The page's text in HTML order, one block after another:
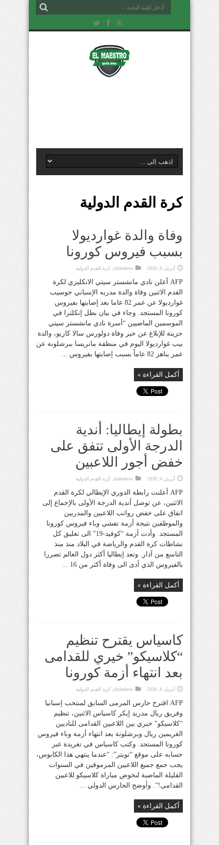
كرة القدم الدولية
وفاة والدة غوارديولا
بسبب فيروس كورونا
أبريل 6, 2020 slideshow كرة القدم الدولية
AFP أعلن نادي مانشستر سيتي الانكليزي لكرة
القدم الاثنين وفاة والدة مدربه الإسباني جوسيب
غوارديولا عن عمر 82 عاما بعد إصابتها بفيروس
كورونا المستجد. وجاء في بيان بطل إنكلترا في
الموسمين الماضيين “أسرة نادي مانشستر سيتي
حزينة للإبلاغ عن خبر وفاة دولورس سالا كاريو، والدة
بيب غوارديولا اليوم في منطقة مانريسا ببرشلونة عن
عمر يناهز 82 عاماً بسبب إصابتها بفيروس ...
أكمل القراءة »
بطولة إيطاليا: أندية
الدرجة الأولى تتفق على
خفض أجور اللاعبين
أبريل 6, 2020 slideshow كرة القدم الدولية
AFP أعلنت رابطة الدوري الإيطالي لكرة القدم
الاثنين، عن توصل أندية الدرجة الأولى بالإجماع إلى
اتفاق على خفض رواتب اللاعبين والمدربين
والموظفين نتيجة أزمة تفشي وباء فيروس كورونا
المستجد. وأدت أزمة “كوفيد-19” الى تعليق كل
نشاطات كرة القدم والرياضة في البلاد منذ منذ
التاسع من آذار. وتعد إيطاليا أكثر دول العالم تضررا
بالفيروس الذي أدى الى وفاة أكثر من 16 ...
أكمل القراءة »
كاسياس يقترح تنظيم
“كلاسيكو” خيري للقدامى
بعد انتهاء أزمة كورونا
أبريل 6, 2020 slideshow كرة القدم الدولية
AFP اقترح حارس المرمى السابق لمنتخب إسبانيا
وفريق ريال مدريد إيكر كاسياس الاثنين، تنظيم
“كلاسيكو” خيري بين اللاعبين القدامى للناديين
الغريمين ريال وبرشلونة بعد انتهاء أزمة وباء فيروس
كورونا المستجد. وكتب كاسياس في تغريدة عبر
حسابه على موقع “تويتر”: “عندما ينتهي هذا الكابوس،
يجب جمع جميع اللاعبين المرموقين في السنوات
القليلة الماضية لنخوض مباراة كلاسيكو للاعبين
القدامى!”. وأوضح الحارس الدولي ...
أكمل القراءة »